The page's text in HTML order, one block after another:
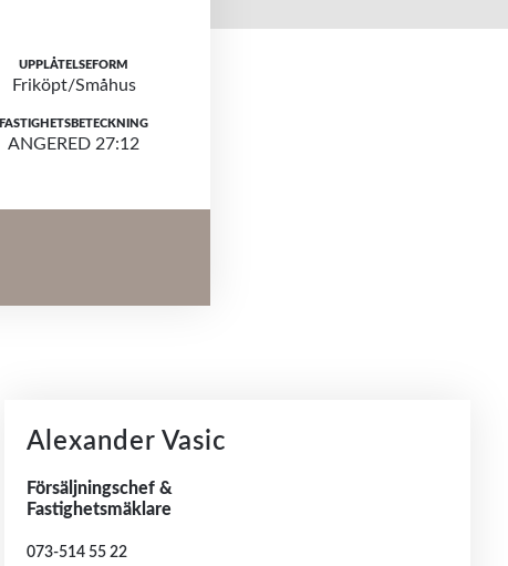
UPPLÅTELSEFORM
Friköpt/Småhus
FASTIGHETSBETECKNING
ANGERED 27:12
Alexander Vasic
Försäljningschef &
Fastighetsmäklare
073-514 55 22